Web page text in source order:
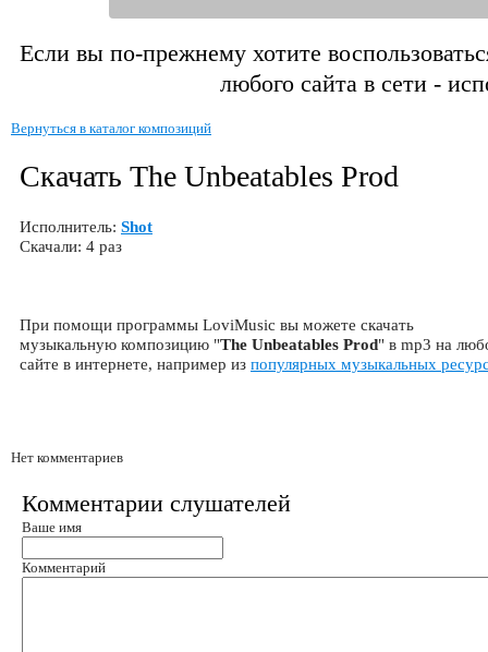
Если вы по-прежнему хотите
любого сайта в сети -
Вернуться в каталог композиций
Скачать The Unbeatables Prod
Исполнитель: Shot
Скачали: 4 раз
При помощи программы LoviMusic вы можете скачать
музыкальную композицию "The Unbeatables Prod" в mp3 на
сайте в интернете, например из популярных музыкальных
Нет комментариев
Комментарии слушателей
Ваше имя
Комментарий